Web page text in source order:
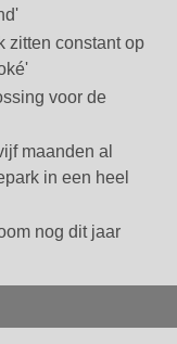
zitten constant op
voor de
maanden al
in een heel
nog dit jaar